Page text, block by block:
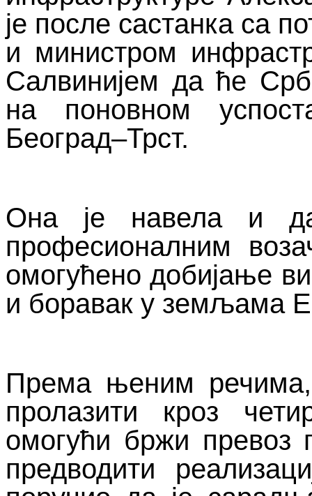
је после састанка са
и министром
Салвинијем да ће
на поновном
Београд–Трст.
Она је навела и
професионалним
омогућено добијање
и боравак у земљама
Према њеним
пролазити кроз
омогући бржи превоз
предводити